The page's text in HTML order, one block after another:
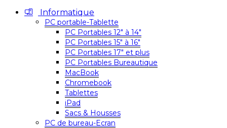
Informatique
PC portable-Tablette
PC Portables 12″ à 14″
PC Portables 15″ à 16″
PC Portables 17″ et plus
PC Portables Bureautique
MacBook
Chromebook
Tablettes
iPad
Sacs & Housses
PC de bureau-Ecran